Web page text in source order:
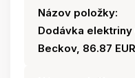
Názov položky:
Dodávka elektriny
Beckov, 86.87 EUR